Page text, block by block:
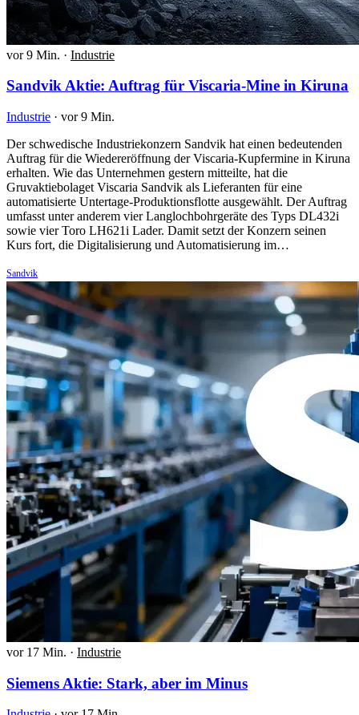
vor 9 Min. · Industrie
Sandvik Aktie: Auftrag für Viscaria-Mine in Kiruna
Industrie · vor 9 Min.
Der schwedische Industriekonzern Sandvik hat einen bedeutenden
Auftrag für die Wiedereröffnung der Viscaria-Kupfermine in Kiruna
erhalten. Wie das Unternehmen gestern mitteilte, hat die
Gruvaktiebolaget Viscaria Sandvik als Lieferanten für eine
automatisierte Untertage-Produktionsflotte ausgewählt. Der Auftrag
umfasst unter anderem vier Langlochbohrgeräte des Typs DL432i
sowie vier Toro LH621i Lader. Damit setzt der Konzern seinen
Kurs fort, die Digitalisierung und Automatisierung im…
Sandvik
vor 17 Min. · Industrie
Siemens Aktie: Stark, aber im Minus